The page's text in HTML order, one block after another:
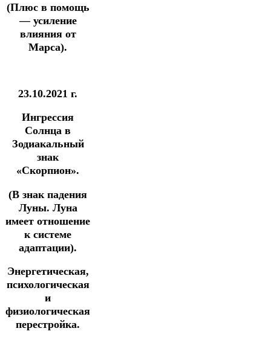
(Плюс в помощь
— усиление
влияния от
Марса).
23.10.2021 г.
Ингрессия
Солнца в
Зодиакальный
знак
«Скорпион».
(В знак падения
Луны. Луна
имеет отношение
к системе
адаптации).
Энергетическая,
психологическая
и
физиологическая
перестройка.